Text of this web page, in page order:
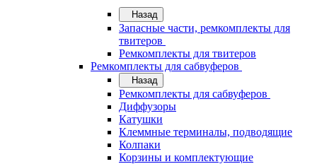
Назад
Запасные части, ремкомплекты для
твитеров
Ремкомплекты для твитеров
Ремкомплекты для сабвуферов
Назад
Ремкомплекты для сабвуферов
Диффузоры
Катушки
Клеммные терминалы, подводящие
Колпаки
Корзины и комплектующие